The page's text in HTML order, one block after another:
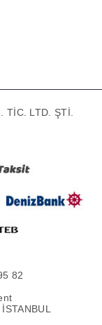
TİC. LTD. ŞTİ.
82